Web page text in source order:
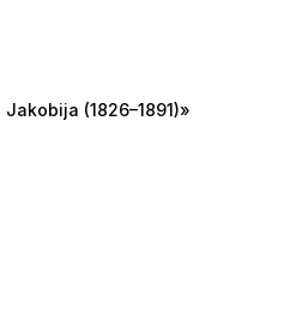
(1826–1891)»